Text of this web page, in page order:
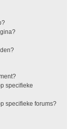
specifieke
specifieke forums?